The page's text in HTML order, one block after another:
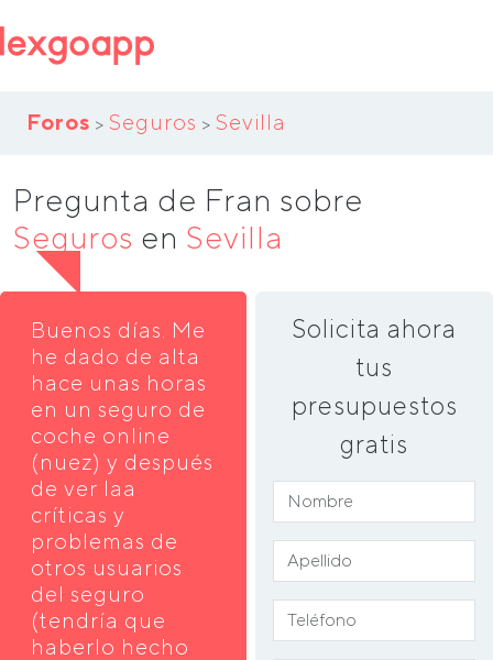
Foros > Seguros > Sevilla
Pregunta de Fran sobre
Seguros en Sevilla
Buenos días. Me
he dado de alta
hace unas horas
en un seguro de
coche online
(nuez) y después
de ver laa
críticas y
problemas de
otros usuarios
del seguro
(tendría que
haberlo hecho
Solicita ahora
tus
presupuestos
gratis